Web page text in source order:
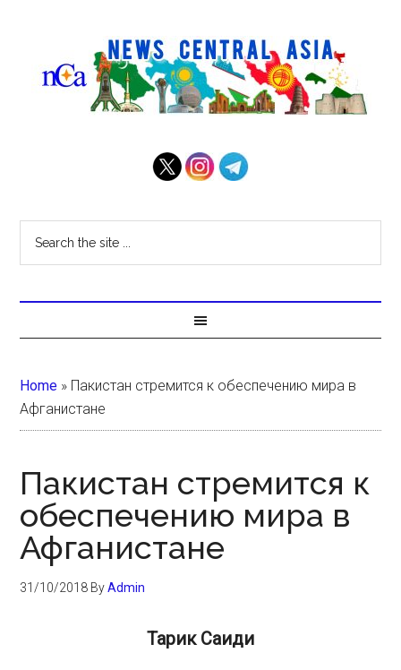
Home » Пакистан стремится к обеспечению мира в
Афганистане
Пакистан стремится к
обеспечению мира в
Афганистане
31/10/2018 ByAdmin
Тарик Саиди